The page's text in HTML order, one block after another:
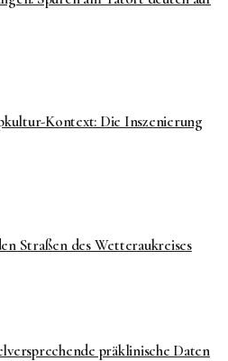
Kontext: Die Inszenierung
Straßen des Wetteraukreises
präklinische Daten